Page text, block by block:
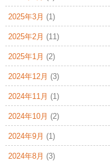
2025年3月 (1)
2025年2月 (11)
2025年1月 (2)
2024年12月 (3)
2024年11月 (1)
2024年10月 (2)
2024年9月 (1)
2024年8月 (3)